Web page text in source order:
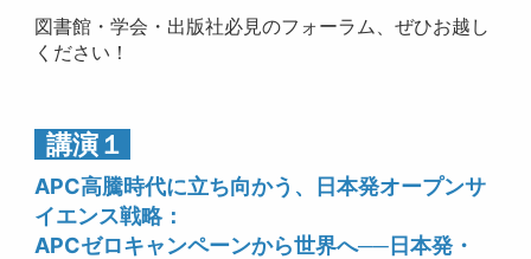
図書館・学会・出版社必見のフォーラム、ぜひお越し
ください！
講演１
APC高騰時代に立ち向かう、日本発オープンサ
イエンス戦略：
APCゼロキャンペーンから世界へ──日本発・